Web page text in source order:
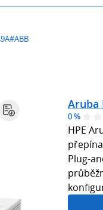
Aruba
0 %
HPE
Plug-